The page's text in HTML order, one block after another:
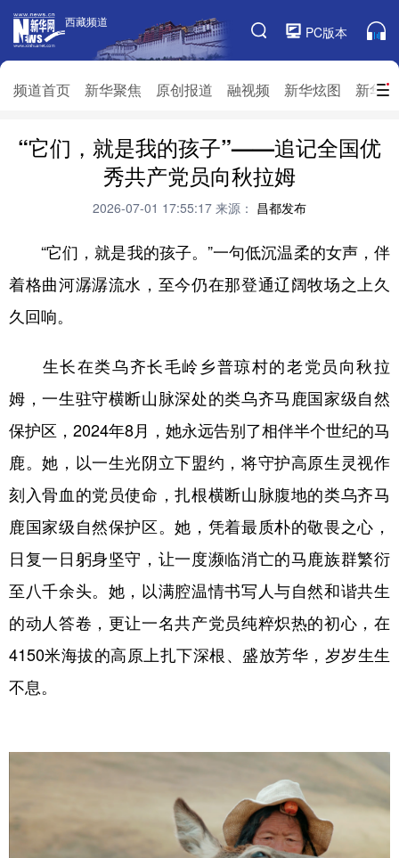
西藏频道
PC版本
频道首页 新华聚焦 原创报道 融视频 新华炫图 新华
西藏频道
频道栏目
频道首页 新华聚焦 原创报道
融视频
新华访谈 新华云直播
生态西藏 文化旅游
推广信息
“它们，就是我的孩子”——追记全国优
秀共产党员向秋拉姆
2026-07-01 17:55:17 来源： 昌都发布
“它们，就是我的孩子。”一句低沉温柔的女声，伴
着格曲河潺潺流水，至今仍在那登通辽阔牧场之上久
久回响。
生长在类乌齐长毛岭乡普琼村的老党员向秋拉
姆，一生驻守横断山脉深处的类乌齐马鹿国家级自然
保护区，2024年8月，她永远告别了相伴半个世纪的马
鹿。她，以一生光阴立下盟约，将守护高原生灵视作
刻入骨血的党员使命，扎根横断山脉腹地的类乌齐马
鹿国家级自然保护区。她，凭着最质朴的敬畏之心，
日复一日躬身坚守，让一度濒临消亡的马鹿族群繁衍
至八千余头。她，以满腔温情书写人与自然和谐共生
的动人答卷，更让一名共产党员纯粹炽热的初心，在
4150米海拔的高原上扎下深根、盛放芳华，岁岁生生
不息。